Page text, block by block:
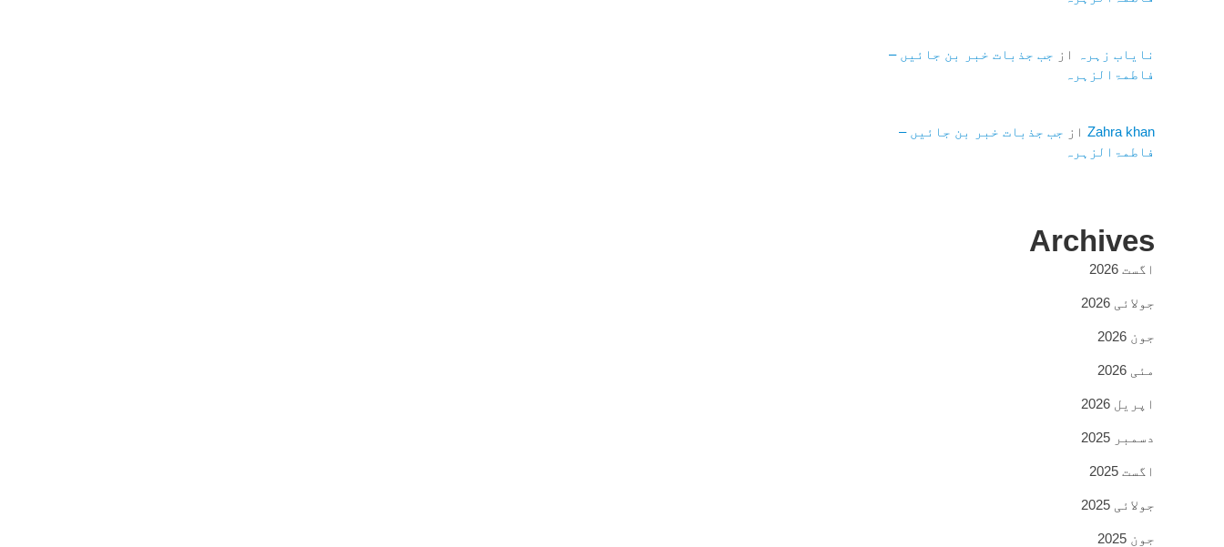
نایاب زہرہ از جب جذبات خبر بن جائیں –
فاطمۃالزہرہ
Zahra khanاز جب جذبات خبر بن جائیں –
فاطمۃالزہرہ
Archives
اگست 2026
جولائی 2026
جون 2026
مئی 2026
اپریل 2026
دسمبر 2025
اگست 2025
جولائی 2025
جون 2025